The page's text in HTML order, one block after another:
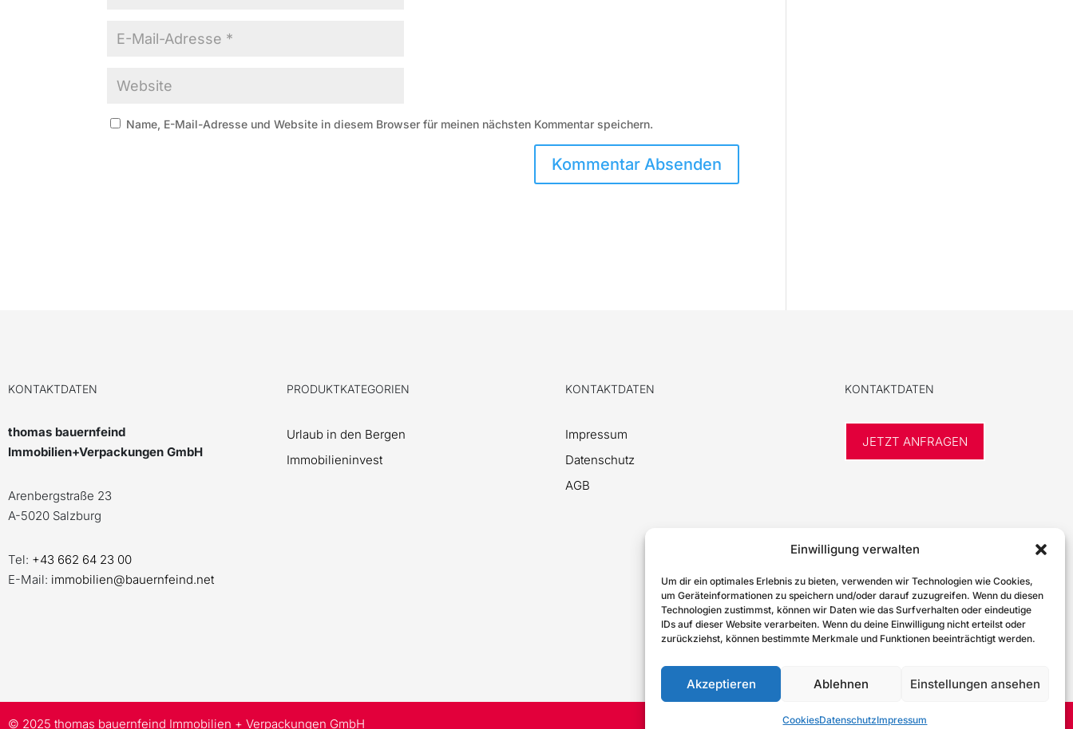
Einwilligung verwalten
Um dir ein optimales Erlebnis zu bieten, verwenden wir Technologien wie Cookies,
um Geräteinformationen zu speichern und/oder darauf zuzugreifen. Wenn du diesen
Technologien zustimmst, können wir Daten wie das Surfverhalten oder eindeutige
IDs auf dieser Website verarbeiten. Wenn du deine Einwilligung nicht erteilst oder
zurückziehst, können bestimmte Merkmale und Funktionen beeinträchtigt werden.
Akzeptieren Ablehnen Einstellungen ansehen
CookiesDatenschutzImpressum
Name, E-Mail-Adresse und Website in diesem Browser für meinen nächsten Kommentar speichern.
KONTAKTDATEN
thomas bauernfeind
Immobilien+Verpackungen GmbH
Arenbergstraße 23
A-5020 Salzburg
Tel: +43 662 64 23 00
E-Mail: immobilien@bauernfeind.net
PRODUKTKATEGORIEN
Urlaub in den Bergen
Immobilieninvest
KONTAKTDATEN
Impressum
Datenschutz
AGB
KONTAKTDATEN
JETZT ANFRAGEN
© 2025 thomas bauernfeind Immobilien + Verpackungen GmbH